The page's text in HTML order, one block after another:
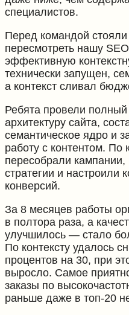
специалистов.
Перед командой
пересмотреть нашу
эффективную
технически запущен,
а контекст сливал
Ребята провели
архитектуру сайта,
семантическое ядро и
работу с контентом. По
пересобрали
стратегии и настроили
конверсий.
За 8 месяцев работы
в полтора раза, а
улучшилось — стало
По контексту удалось
процентов на 30, при
выросло. Самое
заказы по
раньше даже в топ-20